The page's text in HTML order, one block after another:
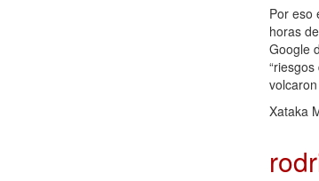
Por eso
horas
Google
Xataka